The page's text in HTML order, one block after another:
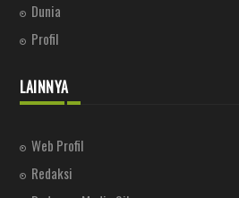
Dunia
Profil
LAINNYA
Web Profil
Redaksi